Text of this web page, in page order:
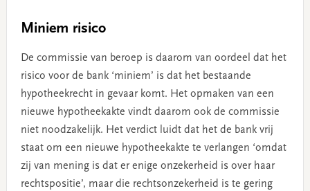
Miniem risico
De commissie van beroep is daarom van oordeel dat het
risico voor de bank ‘miniem’ is dat het bestaande
hypotheekrecht in gevaar komt. Het opmaken van een
nieuwe hypotheekakte vindt daarom ook de commissie
niet noodzakelijk. Het verdict luidt dat het de bank vrij
staat om een nieuwe hypotheekakte te verlangen ‘omdat
zij van mening is dat er enige onzekerheid is over haar
rechtspositie’, maar die rechtsonzekerheid is te gering